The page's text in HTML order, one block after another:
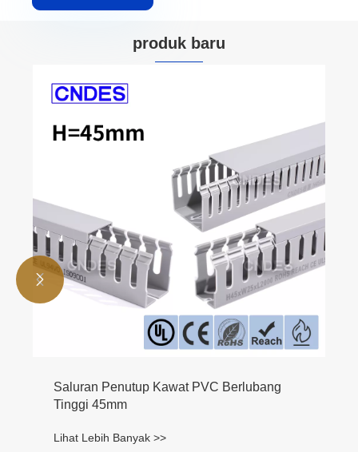
produk baru
Saluran Penutup Kawat PVC Berlubang
Tinggi 45mm
Lihat Lebih Banyak >>

